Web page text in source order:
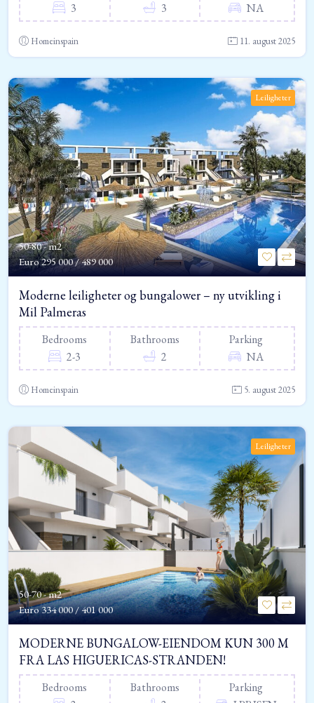
3 3 NA
Homeinspain 11. august 2025
Leiligheter
50-80 - m2
Euro295 000 / 489 000
Moderne leiligheter og bungalower – ny utvikling i
Mil Palmeras
Bedrooms
2-3
Bathrooms
2
Parking
NA
Homeinspain 5. august 2025
Leiligheter
50-70 - m2
Euro334 000 / 401 000
MODERNE BUNGALOW-EIENDOM KUN 300 M
FRA LAS HIGUERICAS-STRANDEN!
Bedrooms
Bathrooms
Parking